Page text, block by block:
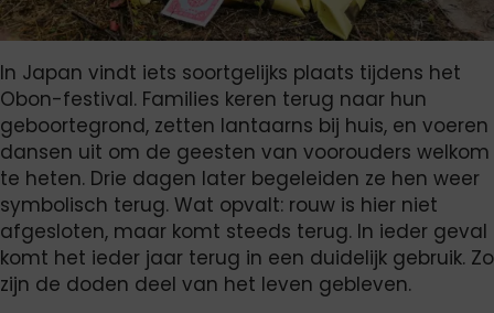
In Japan vindt iets soortgelijks plaats tijdens het
Obon-festival. Families keren terug naar hun
geboortegrond, zetten lantaarns bij huis, en voeren
dansen uit om de geesten van voorouders welkom
te heten. Drie dagen later begeleiden ze hen weer
symbolisch terug. Wat opvalt: rouw is hier niet
afgesloten, maar komt steeds terug. In ieder geval
komt het ieder jaar terug in een duidelijk gebruik. Zo
zijn de doden deel van het leven gebleven.